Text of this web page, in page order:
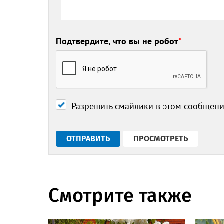
Подтвердите, что вы не робот*
Разрешить смайлики в этом
Смотрите также